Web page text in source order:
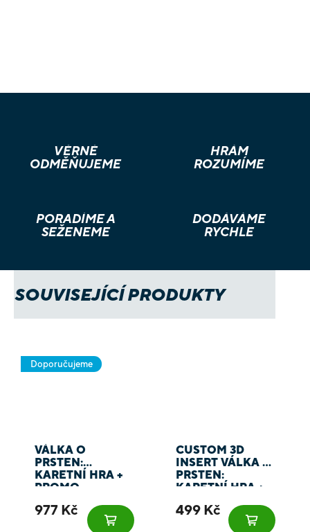
VĚRNÉ
ODMĚŇUJEME
HRÁM
ROZUMÍME
PORADÍME A
SEŽENEME
DODÁVÁME
RYCHLE
SOUVISEJÍCÍ PRODUKTY
Doporučujeme
VÁLKA O
PRSTEN:
KARETNÍ HRA +
PROMO
977 Kč
CUSTOM 3D
INSERT VÁLKA O
PRSTEN:
KARETNÍ HRA +
499 Kč